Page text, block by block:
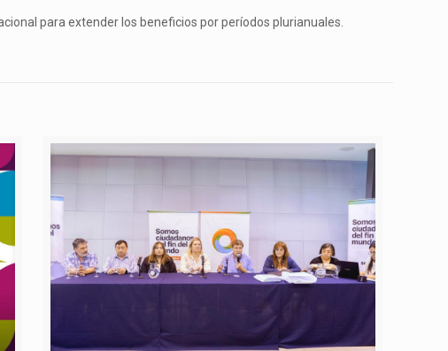
para extender los beneficios por períodos plurianuales.